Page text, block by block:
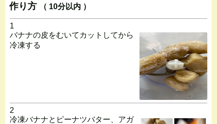
作り方 （ 10分以内 ）
1
バナナの皮をむいてカットしてから
冷凍する
2
冷凍バナナとピーナツバター、アガ